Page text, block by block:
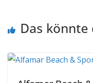
Das